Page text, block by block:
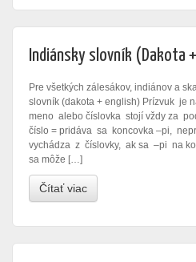
Indiánsky slovník (Dakota
Pre všetkých zálesákov, indiánov a
slovník (dakota + english) Prízvuk je
meno alebo číslovka stojí vždy za
číslo = pridáva sa koncovka –pi,
vychádza z číslovky, ak sa –pi na
sa môže […]
Čítať viac